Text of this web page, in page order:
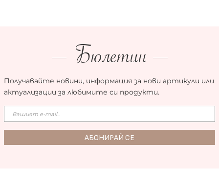
Бюлетин
Получавайте новини, информация за нови артикули или
актуализации за любимите си продукти.